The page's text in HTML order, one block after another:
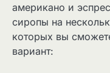
американо и
сиропы на
которых вы
вариант: